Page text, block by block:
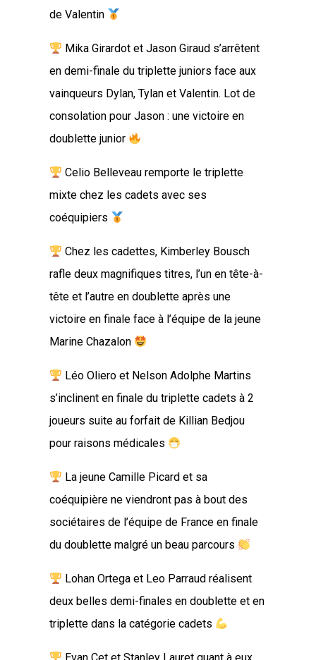
de Valentin
Mika Girardot et Jason Giraud s’arrêtent
en demi-finale du triplette juniors face aux
vainqueurs Dylan, Tylan et Valentin. Lot de
consolation pour Jason : une victoire en
doublette junior
Celio Belleveau remporte le triplette
mixte chez les cadets avec ses
coéquipiers
Chez les cadettes, Kimberley Bousch
rafle deux magnifiques titres, l’un en tête-à-
tête et l’autre en doublette après une
victoire en finale face à l’équipe de la jeune
Marine Chazalon
Léo Oliero et Nelson Adolphe Martins
s’inclinent en finale du triplette cadets à 2
joueurs suite au forfait de Killian Bedjou
pour raisons médicales
La jeune Camille Picard et sa
coéquipière ne viendront pas à bout des
sociétaires de l’équipe de France en finale
du doublette malgré un beau parcours
Lohan Ortega et Leo Parraud réalisent
deux belles demi-finales en doublette et en
triplette dans la catégorie cadets